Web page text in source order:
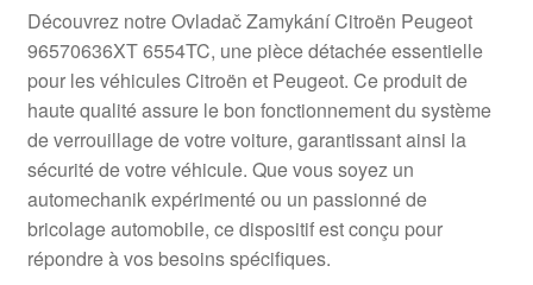
Livraison internationale
Mon compte
Paiements
Panier
Plainte
Découvrez notre Ovladač Zamykání Citroën Peugeot
96570636XT 6554TC, une pièce détachée essentielle
pour les véhicules Citroën et Peugeot. Ce produit de
haute qualité assure le bon fonctionnement du système
de verrouillage de votre voiture, garantissant ainsi la
sécurité de votre véhicule. Que vous soyez un
automechanik expérimenté ou un passionné de
bricolage automobile, ce dispositif est conçu pour
répondre à vos besoins spécifiques.